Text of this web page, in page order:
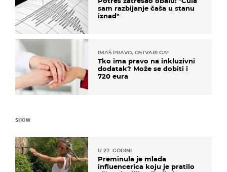
sam razbijanje čaša u stanu
iznad"
IMAŠ PRAVO, OSTVARI GA!
Tko ima pravo na inkluzivni
dodatak? Može se dobiti i
720 eura
SHOW
U 27. GODINI
Preminula je mlada
influencerica koju je pratilo